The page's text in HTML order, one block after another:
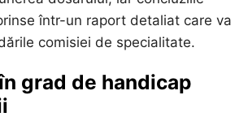
într-un raport detaliat care va
comisiei de specialitate.
grad de handicap